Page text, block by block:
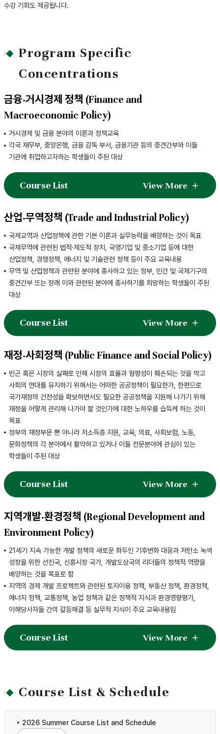
수강 기회도 제공됩니다.
Program Specific
Concentrations
금융·거시경제 정책 (Finance and
Macroeconomic Policy)
거시경제 및 금융 분야의 이론과 정책교육
각국 재무부, 중앙은행, 금융 감독 부서, 금융기관 등의 중견간부와 이들
기관에 취업하고자하는 학생들이 주된 대상
Course List View More
산업·무역정책 (Trade and Industrial Policy)
국제교역과 산업정책에 관한 기본 이론과 실무능력을 배양하는 것이 목표
국제무역에 관련된 법적·제도적 장치, 국영기업 및 중소기업 등에 대한
산업정책, 경쟁정책, 에너지 및 기술관련 정책 등이 주요 교육내용
무역 및 산업정책과 관련된 분야에 종사하고 있는 정부, 민간 및 국제기구의
중견간부 또는 장래 이와 관련된 분야에 종사하기를 희망하는 학생들이 주된
대상
Course List View More
재정·사회정책 (Public Finance and Social Policy)
빈곤 혹은 시장의 실패로 인해 시장의 효율과 형평성이 훼손되는 것을 막고
사회의 연대를 유지하기 위해서는 어떠한 공공정책이 필요한가, 한편으로
국가재정의 건전성을 확보하면서도 필요한 공공정책을 지원해 나가기 위해
재정을 어떻게 관리해 나가야 할 것인가에 대한 노하우를 습득케 하는 것이
목표
정부의 재정부문 뿐 아니라 저소득층 지원, 교육, 의료, 사회보험, 노동,
문화정책의 각 분야에서 활약하고 있거나 이들 전문분야에 관심이 있는
학생들이 주된 대상
Course List View More
지역개발·환경정책 (Regional Development and
Environment Policy)
21세기 지속 가능한 개발 정책의 새로운 화두인 기후변화 대응과 저탄소 녹색
성장을 위한 선진국, 신흥시장 국가, 개발도상국의 리더들의 정책적 역량을
배양하는 것을 목표로 함
지역의 경제 개발 프로젝트와 관련된 토지이용 정책, 부동산 정책, 환경정책,
에너지 정책, 교통정책, 농업 정책과 같은 정책적 지식과 환경영향평가,
이해당사자들 간의 갈등해결 등 실무적 지식이 주요 교육내용임
Course List View More
Course List & Schedule
2026 Summer Course List and Schedule